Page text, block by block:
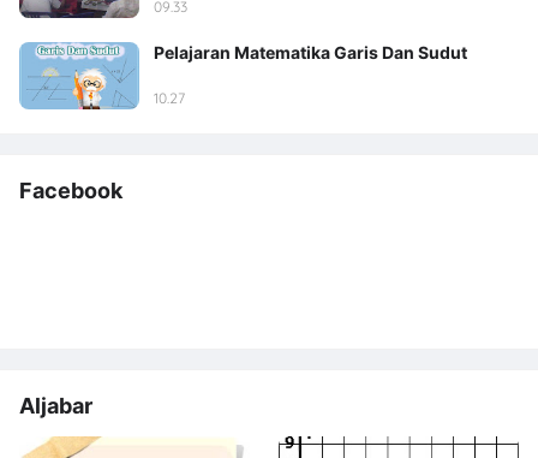
09.33
Pelajaran Matematika Garis Dan Sudut
10.27
Facebook
Aljabar